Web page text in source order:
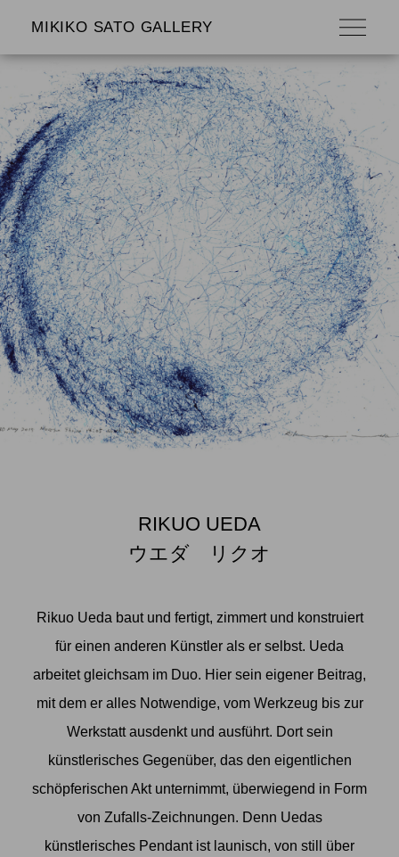
MIKIKO SATO GALLERY
RIKUO UEDA
ウエダ リクオ
Rikuo Ueda baut und fertigt, zimmert und konstruiert
für einen anderen Künstler als er selbst. Ueda
arbeitet gleichsam im Duo. Hier sein eigener Beitrag,
mit dem er alles Notwendige, vom Werkzeug bis zur
Werkstatt ausdenkt und ausführt. Dort sein
künstlerisches Gegenüber, das den eigentlichen
schöpferischen Akt unternimmt, überwiegend in Form
von Zufalls-Zeichnungen. Denn Uedas
künstlerisches Pendant ist launisch, von still über